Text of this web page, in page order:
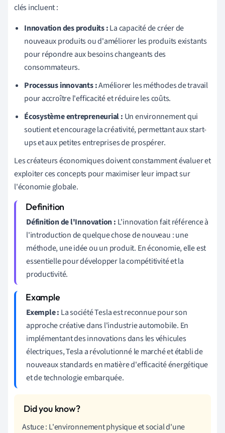
clés incluent :
Innovation des produits :La capacité de créer de
nouveaux produits ou d'améliorer les produits existants
pour répondre aux besoins changeants des
consommateurs.
Processus innovants :Améliorer les méthodes de travail
pour accroître l'efficacité et réduire les coûts.
Écosystème entrepreneurial : Un environnement qui
soutient et encourage la créativité, permettant aux start-
ups et aux petites entreprises de prospérer.
Les créateurs économiques doivent constamment évaluer et
exploiter ces concepts pour maximiser leur impact sur
l'économie globale.
Définition de l'Innovation : L'innovation fait référence à
l'introduction de quelque chose de nouveau : une
méthode, une idée ou un produit. En économie, elle est
essentielle pour développer la compétitivité et la
productivité.
Exemple : La société Tesla est reconnue pour son
approche créative dans l'industrie automobile. En
implémentant des innovations dans les véhicules
électriques, Tesla a révolutionné le marché et établi de
nouveaux standards en matière d'efficacité énergétique
et de technologie embarquée.
Astuce : L'environnement physique et social d'une